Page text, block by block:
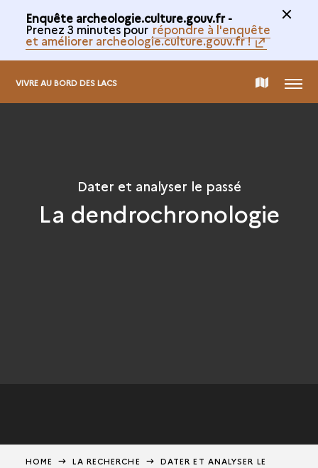
Enquête archeologie.culture.gouv.fr -
Prenez 3 minutes pour répondre à l'enquête
et améliorer archeologie.culture.gouv.fr !
VIVRE AU BORD DES LACS CARTE
COLLECTION
MENU
Dater et analyser le passé
La dendrochronologie
HOME LA RECHERCHE
DATER ET ANALYSER LE